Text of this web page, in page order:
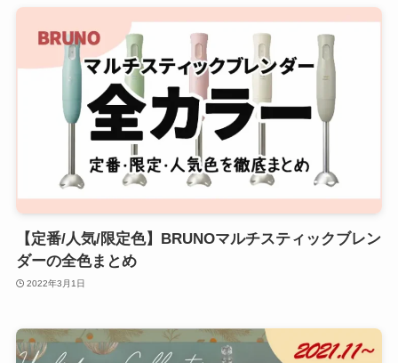
【定番/人気/限定色】BRUNOマルチスティックブレン
ダーの全色まとめ
2022年3月1日